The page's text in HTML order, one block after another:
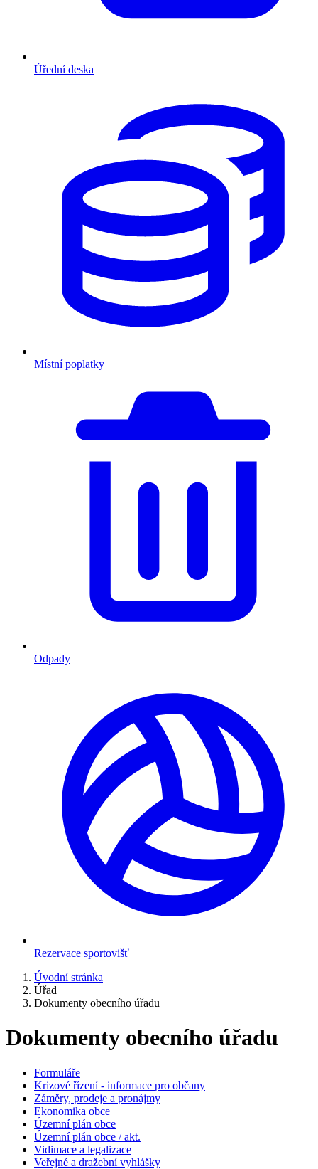
Úřední deska
Místní poplatky
Odpady
Rezervace sportovišť
Úvodní stránka
Úřad
Dokumenty obecního úřadu
Dokumenty obecního úřadu
Formuláře
Krizové řízení - informace pro občany
Záměry, prodeje a pronájmy
Ekonomika obce
Územní plán obce
Územní plán obce / akt.
Vidimace a legalizace
Veřejné a dražební vyhlášky